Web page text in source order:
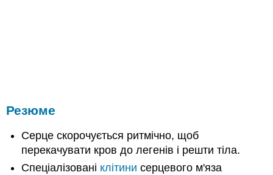
Резюме
Серце скорочується ритмічно, щоб
перекачувати кров до легенів і решти тіла.
Спеціалізовані клітини серцевого м'яза